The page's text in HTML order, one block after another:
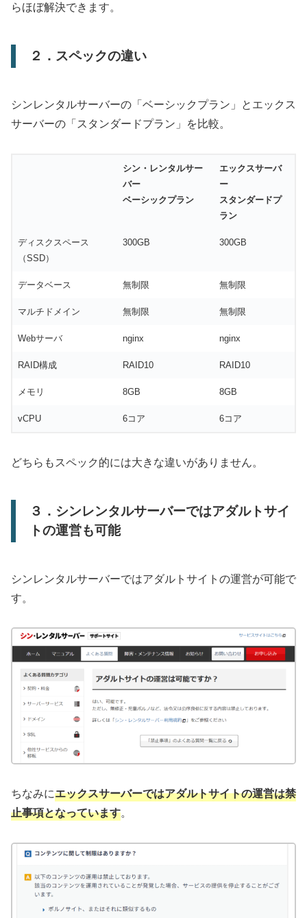
らほぼ解決できます。
２．スペックの違い
シンレンタルサーバーの「ベーシックプラン」とエックス
サーバーの「スタンダードプラン」を比較。
シン・レンタルサー
バー
ベーシックプラン
エックスサーバ
ー
スタンダードプ
ラン
ディスクスペース
（SSD）
300GB 300GB
データベース 無制限 無制限
マルチドメイン 無制限 無制限
Webサーバ nginx nginx
RAID構成 RAID10 RAID10
メモリ 8GB 8GB
vCPU 6コア 6コア
どちらもスペック的には大きな違いがありません。
３．シンレンタルサーバーではアダルトサイ
トの運営も可能
シンレンタルサーバーではアダルトサイトの運営が可能で
す。
ちなみにエックスサーバーではアダルトサイトの運営は禁
止事項となっています。